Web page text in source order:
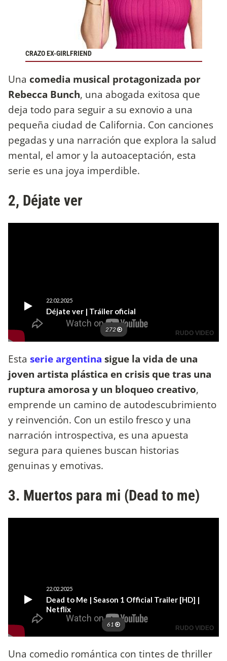
CRAZO EX-GIRLFRIEND
Una comedia musical protagonizada por
Rebecca Bunch, una abogada exitosa que
deja todo para seguir a su exnovio a una
pequeña ciudad de California. Con canciones
pegadas y una narración que explora la salud
mental, el amor y la autoaceptación, esta
serie es una joya imperdible.
2, Déjate ver
Esta serie argentina sigue la vida de una
joven artista plástica en crisis que tras una
ruptura amorosa y un bloqueo creativo,
emprende un camino de autodescubrimiento
y reinvención. Con un estilo fresco y una
narración introspectiva, es una apuesta
segura para quienes buscan historias
genuinas y emotivas.
3. Muertos para mi (Dead to me)
Una comedio romántica con tintes de thriller